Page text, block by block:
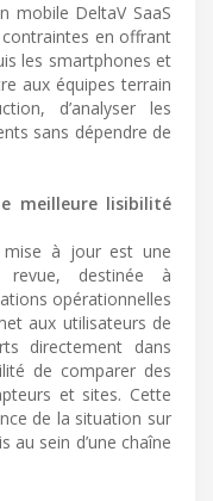
mobile DeltaV SaaS
en offrant
les smartphones et
aux équipes terrain
d’analyser les
sans dépendre de
meilleure lisibilité
mise à jour est une
revue, destinée à
opérationnelles
aux utilisateurs de
directement dans
de comparer des
et sites. Cette
de la situation sur
au sein d’une chaîne